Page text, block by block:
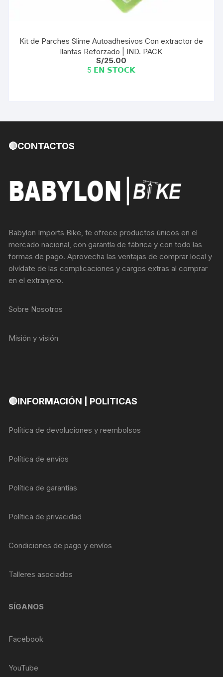
Kit de Parches Slime Autoadhesivos Con extractor de
llantas Reforzado | IND. PACK
S/25.00
5 𝗘𝗡 𝗦𝗧𝗢𝗖𝗞
🔴CONTACTOS
Babylon Imports Bike, te ofrece productos únicos en el
mercado nacional, con garantía de fábrica y con todo las
formas de pago. Aprovecha las ventajas de comprar local y
olvídate de las complicaciones y cargos extras al comprar
en el extranjero.
Sobre Nosotros
Misión y visión
🔴INFORMACIÓN | POLITICAS
Política de devoluciones y reembolsos
Política de envíos
Política de garantías
Política de privacidad
Condiciones de pago y envíos
Talleres asociados
SÍGANOS
Facebook
YouTube